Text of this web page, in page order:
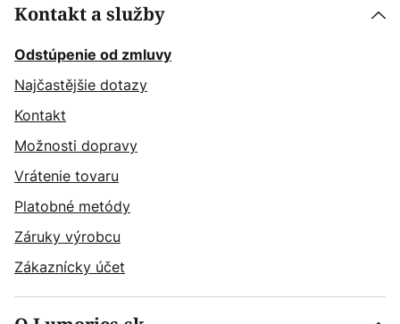
Kontakt a služby
Odstúpenie od zmluvy
Najčastějšie dotazy
Kontakt
Možnosti dopravy
Vrátenie tovaru
Platobné metódy
Záruky výrobcu
Zákaznícky účet